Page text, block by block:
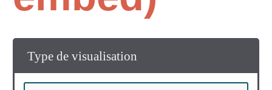
Type de visualisation